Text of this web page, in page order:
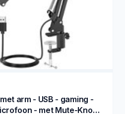
arm - USB - gaming -
- met Mute-Knop,